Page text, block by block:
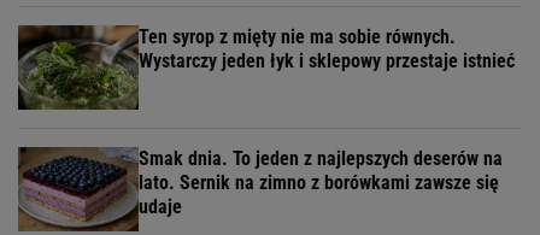
Ten syrop z mięty nie ma sobie równych.
Wystarczy jeden łyk i sklepowy przestaje istnieć
Smak dnia. To jeden z najlepszych deserów na
lato. Sernik na zimno z borówkami zawsze się
udaje